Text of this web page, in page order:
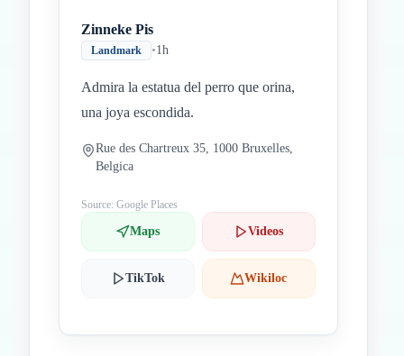
Zinneke Pis
Landmark •1h
Admira la estatua del perro que orina,
una joya escondida.
Rue des Chartreux 35, 1000 Bruxelles,
Belgica
Source: Google Places
Maps Videos
TikTok Wikiloc